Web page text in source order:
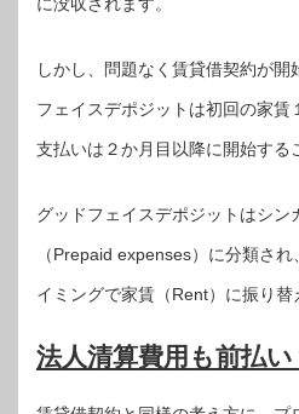
しかし、問題なく賃貸借契約が開
フェイスデポジットは初回の家賃
支払いは２か月目以降に開始する
グッドフェイスデポジットはシン
（Prepaid expenses）に分類さ
イミングで家賃（Rent）に振り替
法人清算費用も前払い